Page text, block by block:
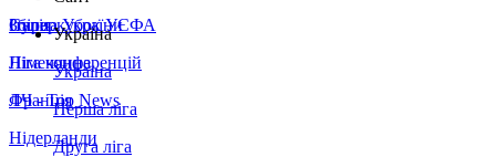
Збірна України
Італія
Німеччина
Франція
Нідерланди
Суперкубок УЄФА
Ліга конференцій
ЛЧ - Top News
Україна
Україна
Перша ліга
Друга ліга